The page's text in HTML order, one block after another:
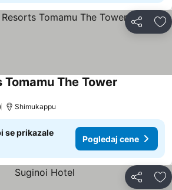
Deli
The Tower
Shimukappu
se prikazale
Pogledaj cene
Deli